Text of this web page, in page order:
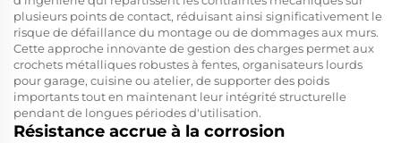
plusieurs points de contact, réduisant ainsi significativement le
risque de défaillance du montage ou de dommages aux murs.
Cette approche innovante de gestion des charges permet aux
crochets métalliques robustes à fentes, organisateurs lourds
pour garage, cuisine ou atelier, de supporter des poids
importants tout en maintenant leur intégrité structurelle
pendant de longues périodes d'utilisation.
Résistance accrue à la corrosion